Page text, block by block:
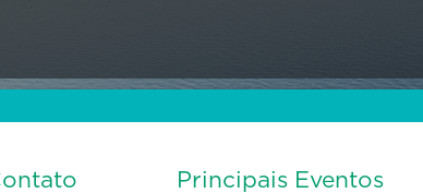
Principais Eventos